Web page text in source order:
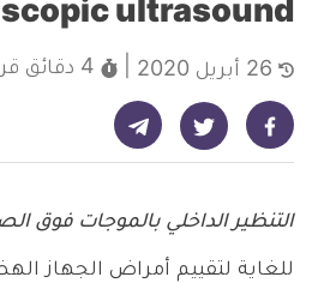
ultrasound
4 دقائق
شارك على فيسبوك - ديلي ميديكال انفو شارك على تويتر - ديلي ميديكال انفو شارك على تيليجرام - ديلي ميديكال انفو
التنظير الداخلي بالموجات فوق
للغاية لتقييم أمراض الجهاز